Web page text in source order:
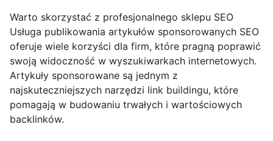
Warto skorzystać z profesjonalnego sklepu SEO
Usługa publikowania artykułów sponsorowanych SEO
oferuje wiele korzyści dla firm, które pragną poprawić
swoją widoczność w wyszukiwarkach internetowych.
Artykuły sponsorowane są jednym z
najskuteczniejszych narzędzi link buildingu, które
pomagają w budowaniu trwałych i wartościowych
backlinków.